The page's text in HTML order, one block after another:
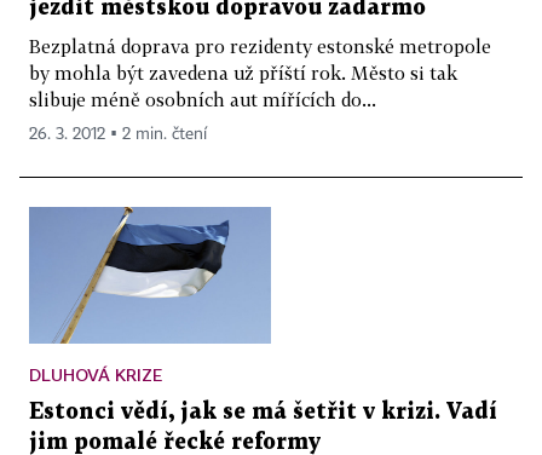
jezdit městskou dopravou zadarmo
Bezplatná doprava pro rezidenty estonské metropole
by mohla být zavedena už příští rok. Město si tak
slibuje méně osobních aut mířících do...
26. 3. 2012 ▪ 2 min. čtení
DLUHOVÁ KRIZE
Estonci vědí, jak se má šetřit v krizi. Vadí
jim pomalé řecké reformy